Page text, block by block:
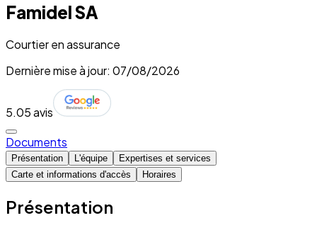
Famidel SA
Courtier en assurance
Dernière mise à jour: 07/08/2026
5.05 avis
Documents
Présentation L'équipe
Expertises et services
Carte et informations d'accès
Horaires
Présentation